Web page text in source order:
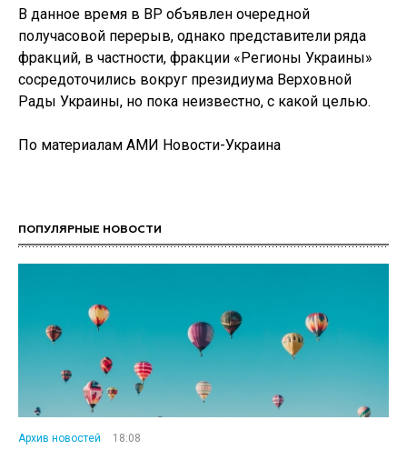
В данное время в ВР объявлен очередной
получасовой перерыв, однако представители ряда
фракций, в частности, фракции «Регионы Украины»
сосредоточились вокруг президиума Верховной
Рады Украины, но пока неизвестно, с какой целью.
По материалам АМИ Новости-Украина
ПОПУЛЯРНЫЕ НОВОСТИ
Архив новостей
18:08